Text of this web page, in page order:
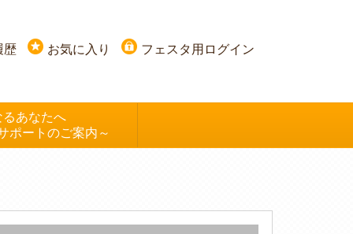
歴 お気に入り フェスタ用ログイン
あなたへ
ポートのご案内～